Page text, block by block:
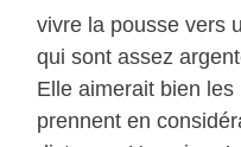
vivre la pousse vers
qui sont assez
Elle aimerait bien les
prennent en